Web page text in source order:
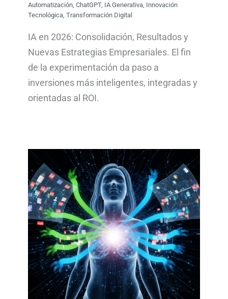
Automatización,ChatGPT, IA Generativa, Innovación
Tecnológica,Transformación Digital
IA en 2026: Consolidación, Resultados y
Nuevas Estrategias Empresariales. El fin
de la experimentación da paso a
inversiones más inteligentes, integradas y
orientadas al ROI.